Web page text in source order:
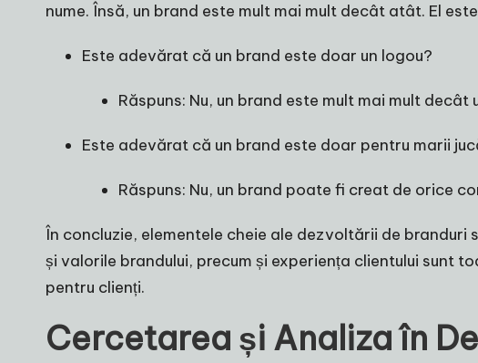
nume. Însă, un brand este mult mai mult decât atât. El
Este adevărat că un brand este doar un logou?
Răspuns: Nu, un brand este mult mai mult
Este adevărat că un brand este doar pentru marii
Răspuns: Nu, un brand poate fi creat de orice
În concluzie, elementele cheie ale dezvoltării de
și valorile brandului, precum și experiența clientului sunt
pentru clienți.
Cercetarea și Analiza în